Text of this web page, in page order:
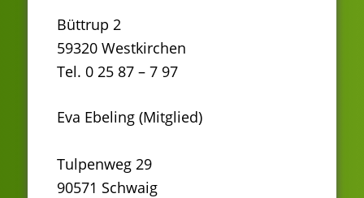
Büttrup 2
59320 Westkirchen
Tel. 0 25 87 – 7 97
Eva Ebeling (Mitglied)
Tulpenweg 29
90571 Schwaig